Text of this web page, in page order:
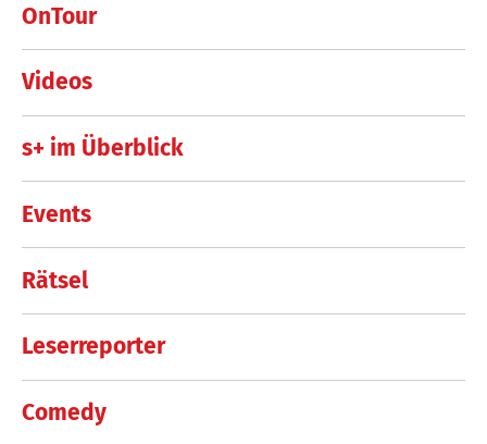
OnTour
Videos
s+ im Überblick
Events
Rätsel
Leserreporter
Comedy